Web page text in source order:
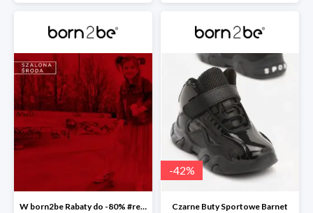
W born2be Rabaty do -80% #readyforsummer
-42%
Czarne Buty Sportowe Barnet